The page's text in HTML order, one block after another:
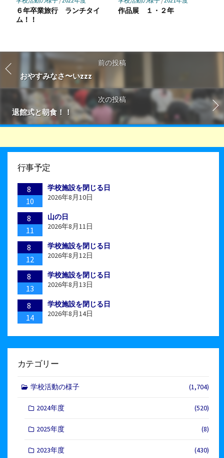
６年卒業旅行 ランチタイ
ム！！
作品展 １・２年
前の投稿
おやすみなさ〜いzzz
次の投稿
退館式と朝食！！
行事予定
8
10
学校施設を閉じる日
2026年8月10日
8
11
山の日
2026年8月11日
8
12
学校施設を閉じる日
2026年8月12日
8
13
学校施設を閉じる日
2026年8月13日
8
14
学校施設を閉じる日
2026年8月14日
カテゴリー
学校活動の様子 (1,704)
2024年度 (520)
2025年度 (8)
2023年度 (430)